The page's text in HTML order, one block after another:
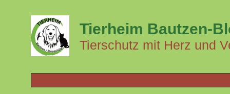
Tierheim Bautzen-
Tierschutz mit Herz und